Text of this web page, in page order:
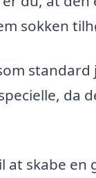
sokken
da
skabe